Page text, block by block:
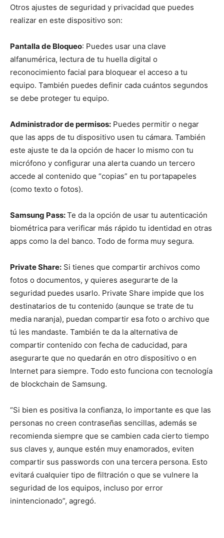
Otros ajustes de seguridad y privacidad que puedes
realizar en este dispositivo son:
Pantalla de Bloqueo: Puedes usar una clave
alfanumérica, lectura de tu huella digital o
reconocimiento facial para bloquear el acceso a tu
equipo. También puedes definir cada cuántos segundos
se debe proteger tu equipo.
Administrador de permisos: Puedes permitir o negar
que las apps de tu dispositivo usen tu cámara. También
este ajuste te da la opción de hacer lo mismo con tu
micrófono y configurar una alerta cuando un tercero
accede al contenido que “copias” en tu portapapeles
(como texto o fotos).
Samsung Pass:Te da la opción de usar tu autenticación
biométrica para verificar más rápido tu identidad en otras
apps como la del banco. Todo de forma muy segura.
Private Share: Si tienes que compartir archivos como
fotos o documentos, y quieres asegurarte de la
seguridad puedes usarlo. Private Share impide que los
destinatarios de tu contenido (aunque se trate de tu
media naranja), puedan compartir esa foto o archivo que
tú les mandaste. También te da la alternativa de
compartir contenido con fecha de caducidad, para
asegurarte que no quedarán en otro dispositivo o en
Internet para siempre. Todo esto funciona con tecnología
de blockchain de Samsung.
“Si bien es positiva la confianza, lo importante es que las
personas no creen contraseñas sencillas, además se
recomienda siempre que se cambien cada cierto tiempo
sus claves y, aunque estén muy enamorados, eviten
compartir sus passwords con una tercera persona. Esto
evitará cualquier tipo de filtración o que se vulnere la
seguridad de los equipos, incluso por error
inintencionado”, agregó.